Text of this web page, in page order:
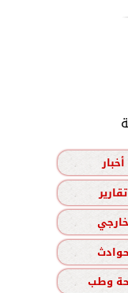
أخبار
تقارير
خارجي
وطب